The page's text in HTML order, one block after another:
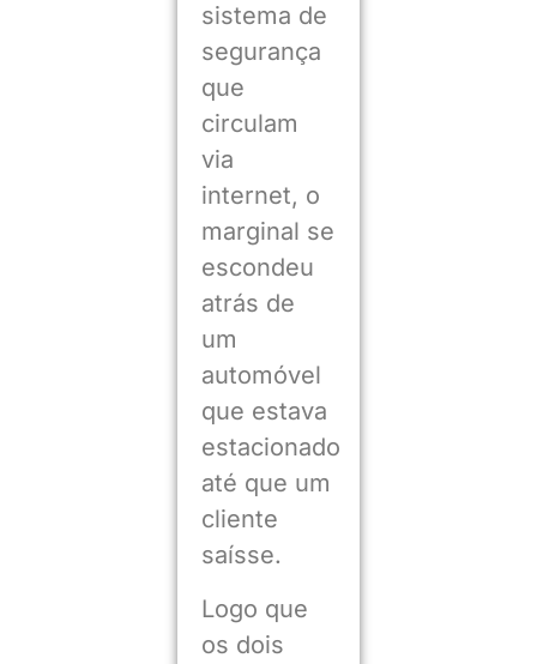
sistema de
segurança
que
circulam
via
internet, o
marginal se
escondeu
atrás de
um
automóvel
que estava
estacionado
até que um
cliente
saísse.
Logo que
os dois